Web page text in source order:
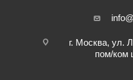
г. Москва, ул.
пом/ком